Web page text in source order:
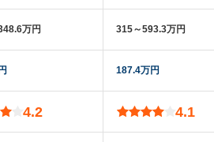
万円
4.2
315～593.3万円
187.4万円
4.1